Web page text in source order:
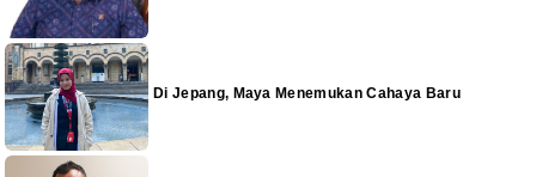
Di Jepang, Maya Menemukan Cahaya Baru